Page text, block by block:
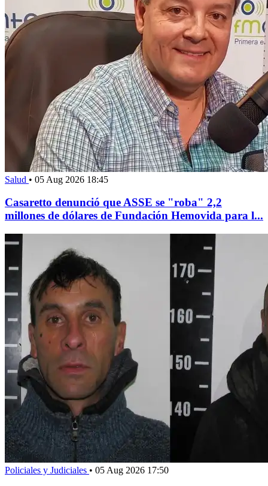
Salud • 05 Aug 2026 18:45
Casaretto denunció que ASSE se "roba" 2,2
millones de dólares de Fundación Hemovida para l...
Policiales y Judiciales • 05 Aug 2026 17:50